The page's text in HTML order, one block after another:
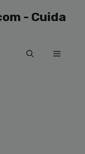
- Cuida
Menú